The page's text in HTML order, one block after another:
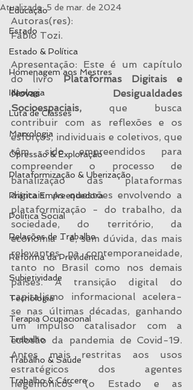
Educação
Estado
Estado & Política
Homenagem aos Mestres
Ideologia
Luta de Classes
Marxologia
Opressão & Exploração
Plataformização & Uberização
Prática Empreendedora
Política Social
Relações de Trabalho
Reforma da Previdência
Subjetividade
Tecnologia
Terapia Ocupacional
Trabalho
Trabalho & Saúde
Trabalho & Cárcere
Atualizado:5 de mar. de 2024
Autoras(res):
Fábio Tozi.
Apresentação: Este é um capítulo
do livro Plataformas Digitais e
Novas Desigualdades
Socioespaciais, que busca
contribuir com as reflexões e os
esforços, individuais e coletivos, que
têm sido empreendidos para
compreender o processo de
banalização das plataformas
digitais. As questões envolvendo a
plataformização - do trabalho, da
sociedade, do território, da
economia - é, sem dúvida, das mais
relevantes na contemporaneidade,
tanto no Brasil como nos demais
países. A transição digital do
capitalismo informacional acelera-
se nas últimas décadas, ganhando
um impulso catalisador com a
eclosão da pandemia de Covid-19.
Antes mais restritas aos usos
estratégicos dos agentes
hegemônicos (o Estado e as